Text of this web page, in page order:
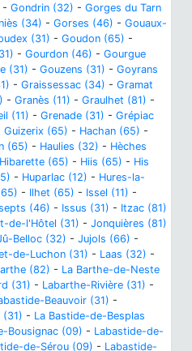
- Gondrin (32) - Gorges du Tarn
(34) - Gorses (46) - Gouaux-
(31) - Goudon (65) -
- Gourdon (46) - Gourgue
(31) - Gouzens (31) - Goyrans
- Graissessac (34) - Gramat
- Granès (11) - Graulhet (81) -
(11) - Grenade (31) - Grépiac
Guizerix (65) - Hachan (65) -
(65) - Haulies (32) - Hèches
Hibarette (65) - Hiis (65) - His
- Huparlac (12) - Hures-la-
- Ilhet (65) - Issel (11) -
(46) - Issus (31) - Itzac (81)
de-l'Hôtel (31) - Jonquières (81)
Belloc (32) - Jujols (66) -
de-Luchon (31) - Laas (32) -
(82) - La Barthe-de-Neste
(31) - Labarthe-Rivière (31) -
Beauvoir (31) -
(31) - La Bastide-de-Besplas
Bousignac (09) - Labastide-de-
de-Sérou (09) - Labastide-